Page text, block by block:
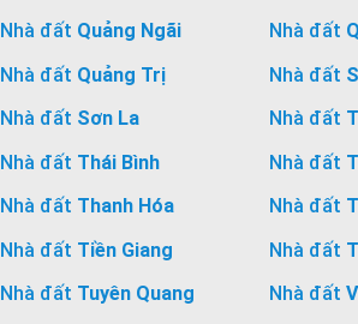
Nhà đất Quảng Ngãi Nhà đất
Nhà đất Quảng Trị Nhà đất
Nhà đất Sơn La Nhà đất
Nhà đất Thái Bình Nhà đất
Nhà đất Thanh Hóa Nhà đất
Nhà đất Tiền Giang Nhà đất
Nhà đất Tuyên Quang Nhà đất